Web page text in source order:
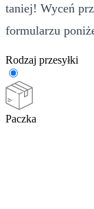
taniej! Wyceń
formularzu
Rodzaj przesyłki
Paczka